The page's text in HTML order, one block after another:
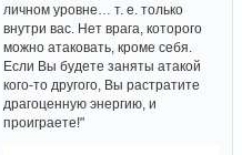
личном уровне… т. е. только
внутри вас. Нет врага, которого
можно атаковать, кроме себя.
Если Вы будете заняты атакой
кого-то другого, Вы растратите
драгоценную энергию, и
проиграете!"